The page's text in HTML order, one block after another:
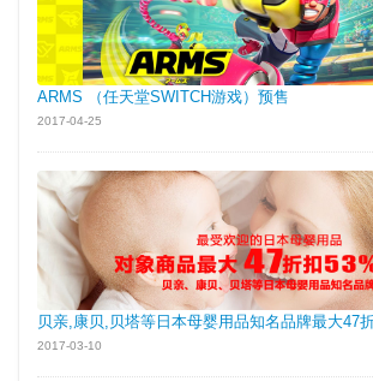
ARMS （任天堂SWITCH游戏）预售
2017-04-25
贝亲,康贝,贝塔等日本母婴用品知名品牌最大47
2017-03-10